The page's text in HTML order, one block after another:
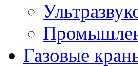
Газовые